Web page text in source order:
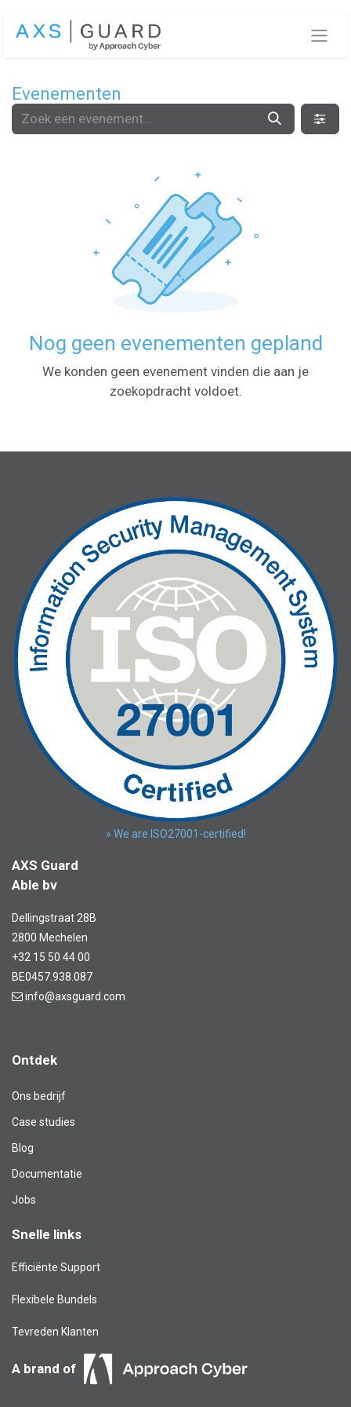
Evenementen
Nog geen evenementen gepland
We konden geen evenement vinden die aan je
zoekopdracht voldoet.
» We are ISO27001-certified!
AXS Guard
Able bv
Dellingstraat 28B
2800 Mechelen
+32 15 50 44 00
BE0457.938.087
info@axsguard.com
Ontdek
Ons bedrijf
Case studies
Blog​
Documentatie
Jobs
Snelle links
Efficiënte Support
Flexibele Bundels
Tevreden Klanten
A brand of